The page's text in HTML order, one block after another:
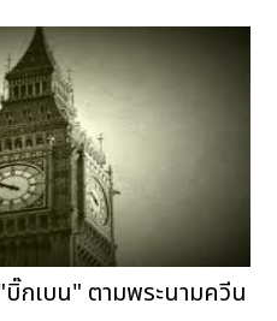
กเบน" ตามพระนามควีน